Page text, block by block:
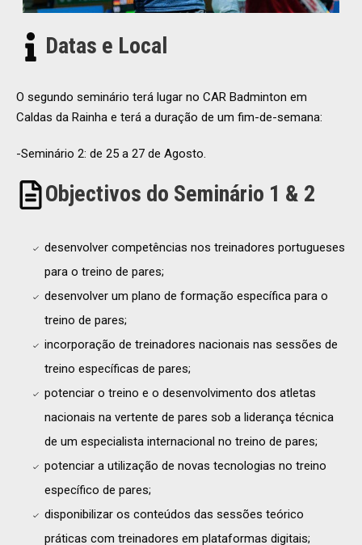
Datas e Local
O segundo seminário terá lugar no CAR Badminton em
Caldas da Rainha e terá a duração de um fim-de-semana:
-Seminário 2: de 25 a 27 de Agosto.
Objectivos do Seminário 1 & 2
desenvolver competências nos treinadores portugueses
para o treino de pares;
desenvolver um plano de formação específica para o
treino de pares;
incorporação de treinadores nacionais nas sessões de
treino específicas de pares;
potenciar o treino e o desenvolvimento dos atletas
nacionais na vertente de pares sob a liderança técnica
de um especialista internacional no treino de pares;
potenciar a utilização de novas tecnologias no treino
específico de pares;
disponibilizar os conteúdos das sessões teórico
práticas com treinadores em plataformas digitais;